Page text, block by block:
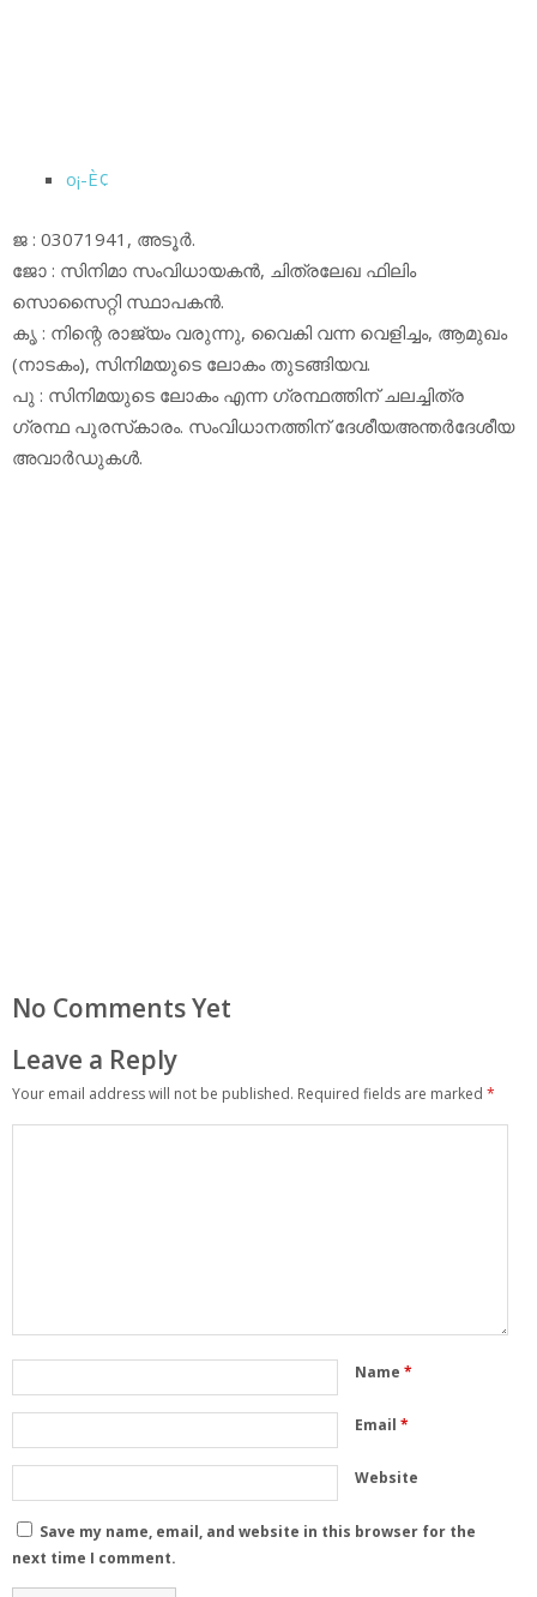
o¡-È¢
ജ : 03071941, അടൂര്‍.
ജോ : സിനിമാ സംവിധായകന്‍, ചിത്രലേഖ ഫിലിം
സൊസൈറ്റി സ്ഥാപകന്‍.
കൃ : നിന്റെ രാജ്യം വരുന്നു, വൈകി വന്ന വെളിച്ചം, ആമുഖം
(നാടകം), സിനിമയുടെ ലോകം തുടങ്ങിയവ.
പു : സിനിമയുടെ ലോകം എന്ന ഗ്രന്ഥത്തിന് ചലച്ചിത്ര
ഗ്രന്ഥ പുരസ്‌കാരം. സംവിധാനത്തിന് ദേശീയഅന്തര്‍ദേശീയ
അവാര്‍ഡുകള്‍.
No Comments Yet
Leave a Reply
Your email address will not be published. Required fields are marked *
Name *
Email *
Website
Save my name, email, and website in this browser for the
next time I comment.